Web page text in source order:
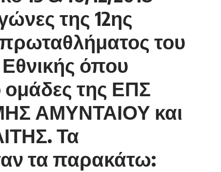
της 12ης
του
Εθνικής όπου
της ΕΠΣ
ΑΜΥΝΤΑΙΟΥ και
Τα
τα παρακάτω: